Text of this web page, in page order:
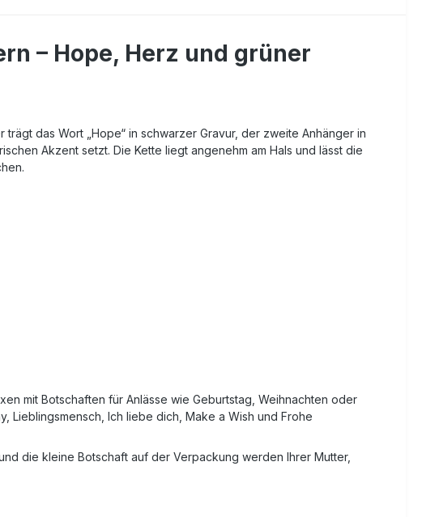
– Hope, Herz und grüner
das Wort „Hope“ in schwarzer Gravur, der zweite Anhänger in
Akzent setzt. Die Kette liegt angenehm am Hals und lässt die
mit Botschaften für Anlässe wie Geburtstag, Weihnachten oder
Lieblingsmensch, Ich liebe dich, Make a Wish und Frohe
die kleine Botschaft auf der Verpackung werden Ihrer Mutter,